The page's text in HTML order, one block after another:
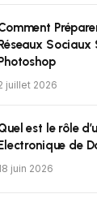
Sociaux
juillet 2026
est le rôle
de
juin 2026